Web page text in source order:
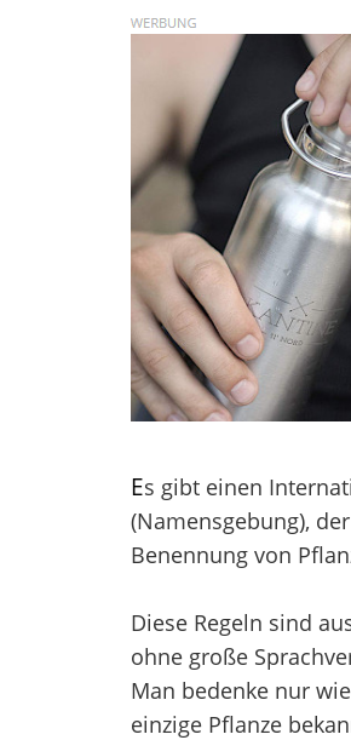
Es gibt einen
(Namensgebung),
Benennung von
Diese Regeln sind
ohne große
Man bedenke nur
einzige Pflanze